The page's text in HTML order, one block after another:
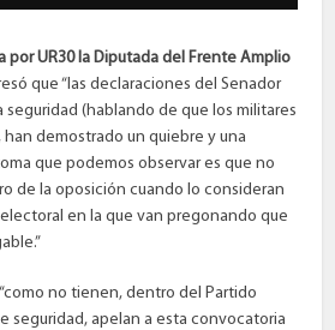
por UR30 la Diputada del Frente Amplio
que “las declaraciones del Senador
seguridad (hablando de que los militares
han demostrado un quiebre y una
que podemos observar es que no
de la oposición cuando lo consideran
en la que van pregonando que
no tienen, dentro del Partido
seguridad, apelan a esta convocatoria